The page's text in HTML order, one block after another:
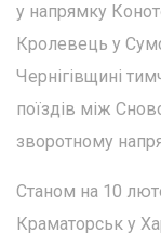
у напрямку
Кролевець у
Чернігівщині
поїздів між
зворотному
Станом на 10
Краматорськ у